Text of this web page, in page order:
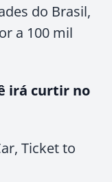
do Brasil,
a 100 mil
irá curtir no
Ticket to